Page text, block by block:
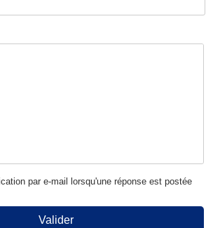
par e-mail lorsqu'une réponse est postée
Valider